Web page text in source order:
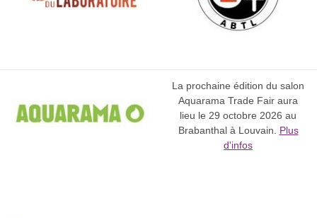
La prochaine édition du salon
Aquarama Trade Fair aura
lieu le 29 octobre 2026 au
Brabanthal à Louvain. Plus
d'infos